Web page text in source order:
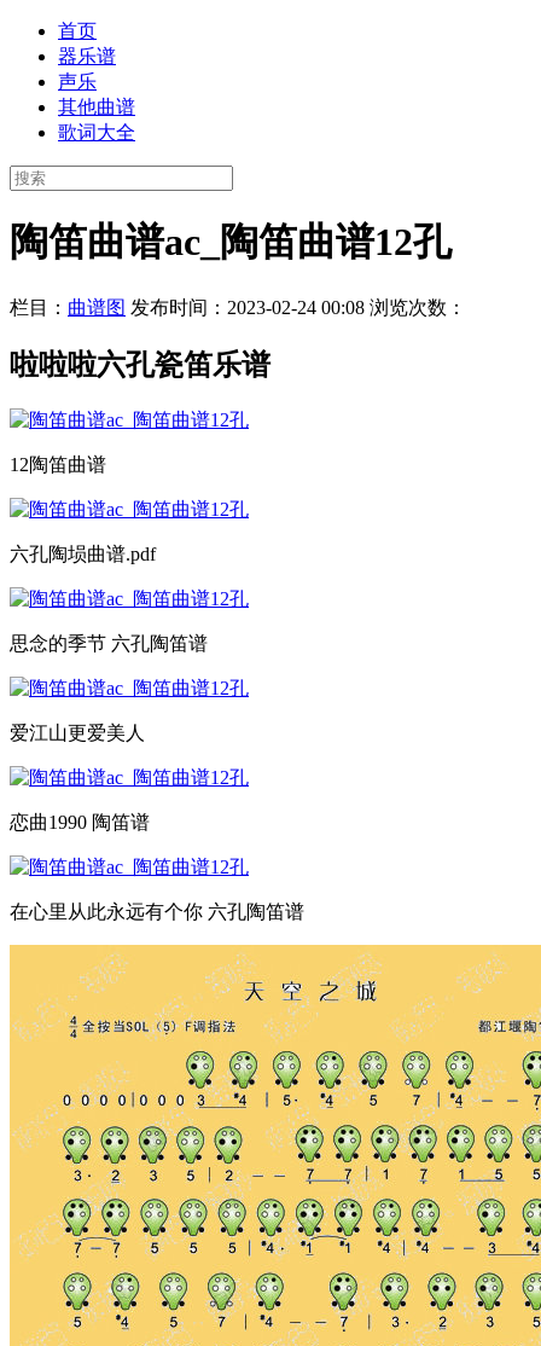
首页
器乐谱
声乐
其他曲谱
歌词大全
陶笛曲谱ac_陶笛曲谱12孔
栏目： 曲谱图 发布时间：2023-02-24 00:08 浏览次数：
啦啦啦六孔瓷笛乐谱
12陶笛曲谱
六孔陶埙曲谱.pdf
思念的季节 六孔陶笛谱
爱江山更爱美人
恋曲1990 陶笛谱
在心里从此永远有个你 六孔陶笛谱